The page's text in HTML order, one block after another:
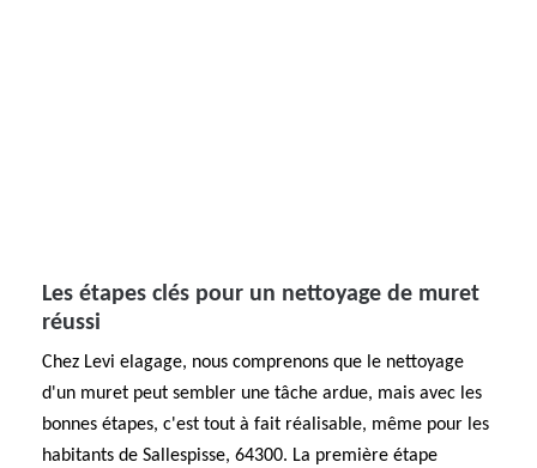
Les étapes clés pour un nettoyage de muret
réussi
Chez Levi elagage, nous comprenons que le nettoyage
d'un muret peut sembler une tâche ardue, mais avec les
bonnes étapes, c'est tout à fait réalisable, même pour les
habitants de Sallespisse, 64300. La première étape